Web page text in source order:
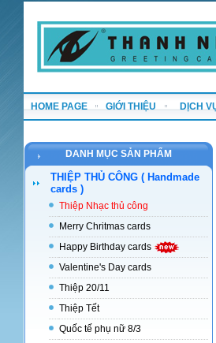
HOME PAGE GIỚI THIỆU DỊCH
DANH MỤC SẢN PHẨM
THIỆP THỦ CÔNG ( Handmade
cards )
Thiệp Nhạc thủ công
Merry Chritmas cards
Happy Birthday cards
Valentine's Day cards
Thiệp 20/11
Thiệp Tết
Quốc tế phụ nữ 8/3